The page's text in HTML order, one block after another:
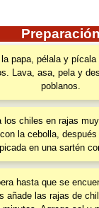
Preparación
la papa, pélala y
Lava, asa, pela y
poblanos.
los chiles en rajas
la cebolla,
en una sartén
hasta que se
añade las rajas de